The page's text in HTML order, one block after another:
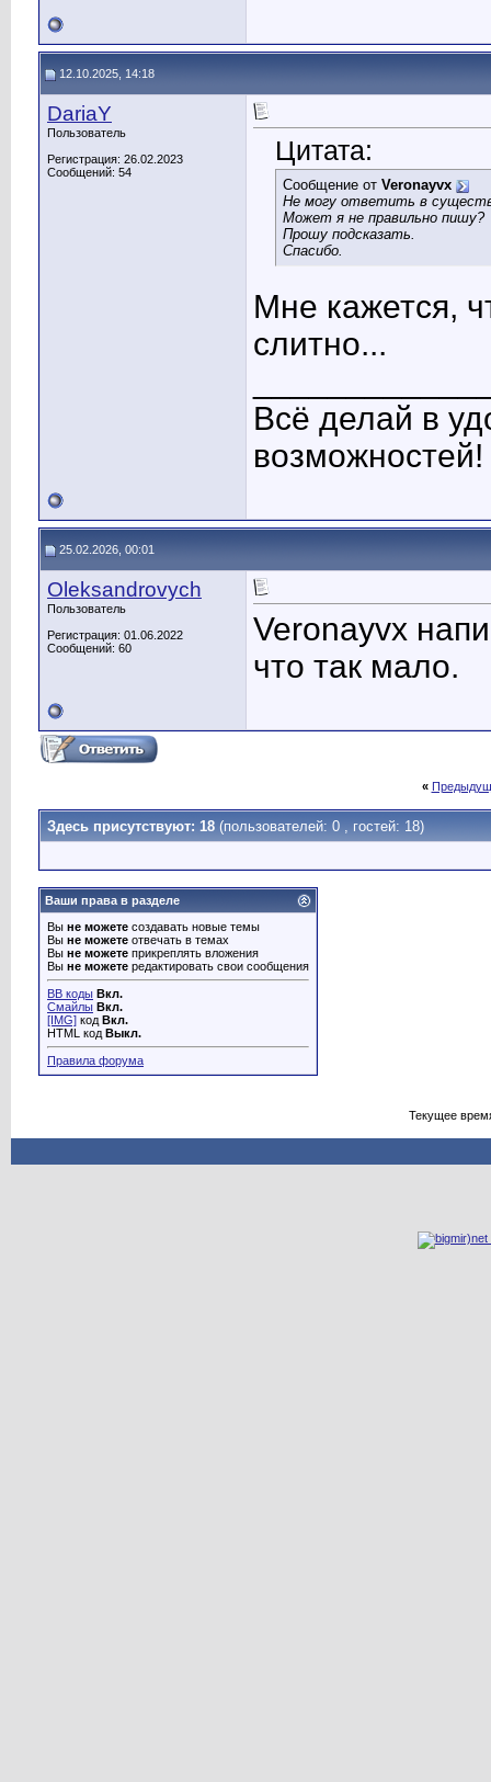
12.10.2025, 14:18
DariaY
Пользователь
Регистрация: 26.02.2023
Сообщений: 54
Цитата:
Сообщение от Veronayvx
Не могу ответить в
Может я не правильно пишу?
Прошу подсказать.
Спасибо.
Мне кажется,
слитно...
Всё делай в
возможностей!
25.02.2026, 00:01
Oleksandrovych
Пользователь
Регистрация: 01.06.2022
Сообщений: 60
Veronayvx
что так мало.
«
Здесь присутствуют: 18 (пользователей: 0 , гостей: 18)
Ваши права в разделе
Вы не можете создавать новые темы
Вы не можете отвечать в темах
Вы не можете прикреплять вложения
Вы не можете редактировать свои сообщения
BB коды Вкл.
Смайлы Вкл.
[IMG] код Вкл.
HTML код Выкл.
Правила форума
Текущее